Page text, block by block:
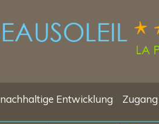
nachhaltige Entwicklung Zugang